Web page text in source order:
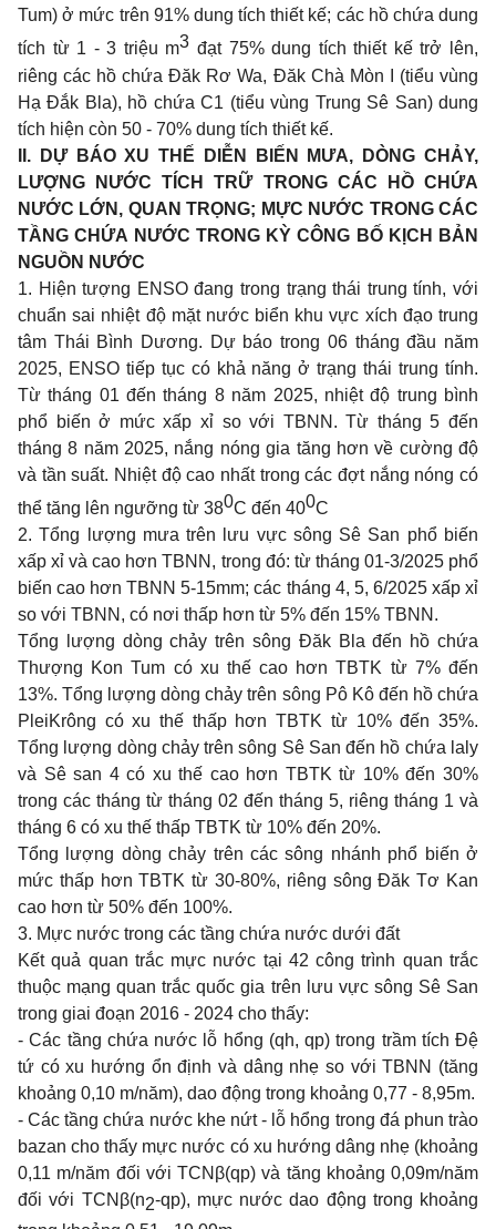
Tum) ở mức trên 91% dung tích thiết kế; các hồ chứa dung
tích từ 1 - 3 triệu m3 đạt 75% dung tích thiết kế trở lên,
riêng các hồ chứa Đăk Rơ Wa, Đăk Chà Mòn I (tiểu vùng
Hạ Đắk Bla), hồ chứa C1 (tiểu vùng Trung Sê San) dung
tích hiện còn 50 - 70% dung tích thiết kế.
II.
DỰ BÁO XU THẾ DIỄN BIẾN MƯA, DÒNG CHẢY,
LƯỢNG NƯỚC TÍCH TRỮ TRONG CÁC HỒ CHỨA
NƯỚC LỚN, QUAN TRỌNG; MỰC NƯỚC TRONG CÁC
TẦNG CHỨA NƯỚC TRONG KỲ CÔNG BỐ KỊCH BẢN
NGUỒN NƯỚC
1. Hiện tượng ENSO đang trong trạng thái trung tính, với
chuẩn sai nhiệt độ mặt nước biển khu vực xích đạo trung
tâm Thái Bình Dương. Dự báo trong 06 tháng đầu năm
2025, ENSO tiếp tục có khả năng ở trạng thái trung tính.
Từ tháng 01 đến tháng 8 năm 2025, nhiệt độ trung bình
phổ biến ở mức xấp xỉ so với TBNN. Từ tháng 5 đến
tháng 8 năm 2025, nắng nóng gia tăng hơn về cường độ
và tần suất. Nhiệt độ cao nhất trong các đợt nắng nóng có
thể tăng lên ngưỡng từ 380C đến 400C
2.Tổng lượng mưa trên lưu vực sông Sê San phổ biến
xấp xỉ và cao hơn TBNN, trong đó: từ tháng 01-3/2025 phổ
biến cao hơn TBNN 5-15mm; các tháng 4, 5, 6/2025 xấp xỉ
so với TBNN, có nơi thấp hơn từ 5% đến 15% TBNN.
Tổng lượng dòng chảy trên sông Đăk Bla đến hồ chứa
Thượng Kon Tum có xu thế cao hơn TBTK từ 7% đến
13%. Tổng lượng dòng chảy trên sông Pô Kô đến hồ chứa
PleiKrông có xu thế thấp hơn TBTK từ 10% đến 35%.
Tổng lượng dòng chảy trên sông Sê San đến hồ chứa laly
và Sê san 4 có xu thế cao hơn TBTK từ 10% đến 30%
trong các tháng từ tháng 02 đến tháng 5, riêng tháng 1 và
tháng 6 có xu thế thấp TBTK từ 10% đến 20%.
Tổng lượng dòng chảy trên các sông nhánh phổ biến ở
mức thấp hơn TBTK từ 30-80%, riêng sông Đăk Tơ Kan
cao hơn từ 50% đến 100%.
3. Mực nước trong các tầng chứa nước dưới đất
Kết quả quan trắc mực nước tại 42 công trình quan trắc
thuộc mạng quan trắc quốc gia trên lưu vực sông Sê San
trong giai đoạn 2016 - 2024 cho thấy:
-Các tầng chứa nước lỗ hổng (qh, qp) trong trầm tích Đệ
tứ có xu hướng ổn định và dâng nhẹ so với TBNN (tăng
khoảng 0,10 m/năm), dao động trong khoảng 0,77 - 8,95m.
-Các tầng chứa nước khe nứt - lỗ hổng trong đá phun trào
bazan cho thấy mực nước có xu hướng dâng nhẹ (khoảng
0,11 m/năm đối với TCNβ(qp) và tăng khoảng 0,09m/năm
đối với TCNβ(n2-qp), mực nước dao động trong khoảng